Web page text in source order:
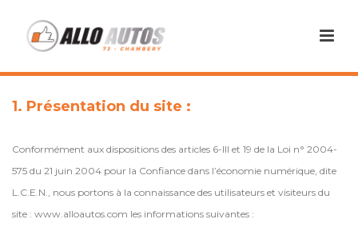
1. Présentation du site :
Conformément aux dispositions des articles 6-III et 19 de la Loi n° 2004-
575 du 21 juin 2004 pour la Confiance dans l’économie numérique, dite
L.C.E.N., nous portons à la connaissance des utilisateurs et visiteurs du
site : www.alloautos.com les informations suivantes :